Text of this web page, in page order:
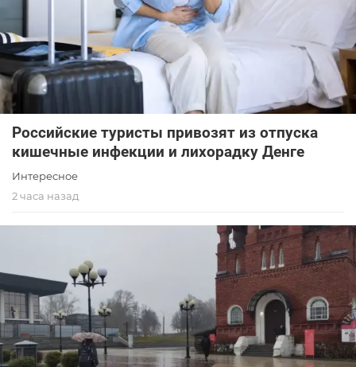
Российские туристы привозят из отпуска
кишечные инфекции и лихорадку Денге
Интересное
2 часа назад